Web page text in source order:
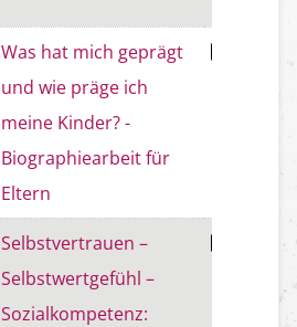
Was hat mich geprägt
und wie präge ich
meine Kinder? -
Biographiearbeit für
Eltern
Selbstvertrauen –
Selbstwertgefühl –
Sozialkompetenz:
Wiener